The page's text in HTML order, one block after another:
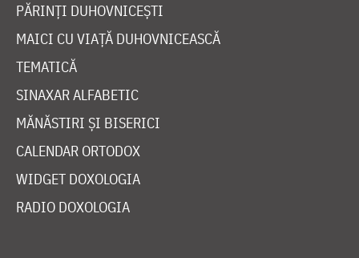
PĂRINȚI DUHOVNICEȘTI
MAICI CU VIAȚĂ DUHOVNICEASCĂ
TEMATICĂ
SINAXAR ALFABETIC
MĂNĂSTIRI ȘI BISERICI
CALENDAR ORTODOX
WIDGET DOXOLOGIA
RADIO DOXOLOGIA